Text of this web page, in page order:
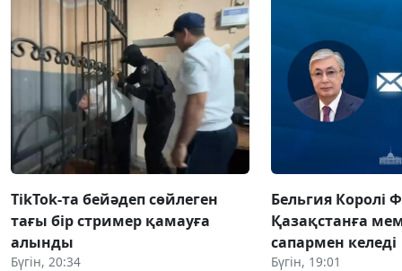
TikTok-та бейәдеп сөйлеген
тағы бір стример қамауға
алынды
Бүгін, 20:34
Бельгия Королі
Қазақстанға
сапармен келеді
Бүгін, 19:01